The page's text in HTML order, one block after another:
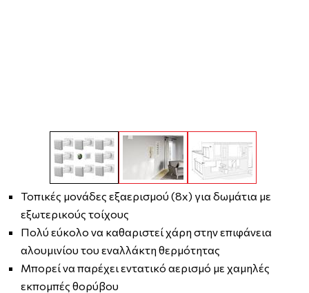
Τοπικές μονάδες εξαερισμού (8x) για δωμάτια με
εξωτερικούς τοίχους
Πολύ εύκολο να καθαριστεί χάρη στην επιφάνεια
αλουμινίου του εναλλάκτη θερμότητας
Μπορεί να παρέχει εντατικό αερισμό με χαμηλές
εκπομπές θορύβου